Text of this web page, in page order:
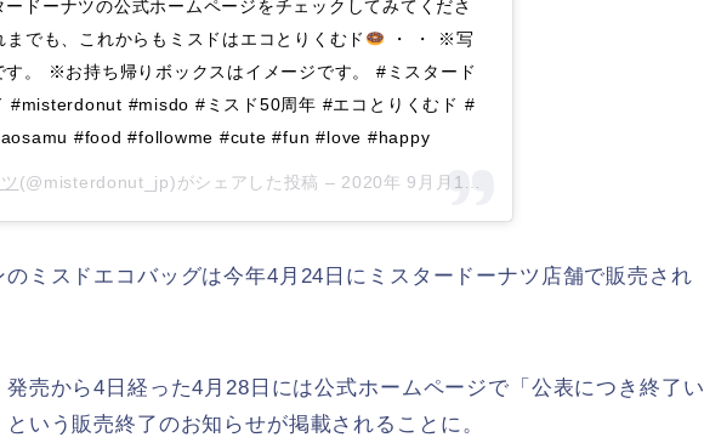
ドーナツの公式ホームページをチェックしてみてくださ
までも、これからもミスドはエコとりくむド
・ ・ ※写
す。 ※お持ち帰りボックスはイメージです。 #ミスタード
#misterdonut #misdo #ミスド50周年 #エコとりくむド #
#food #followme #cute #fun #love #happy
(@misterdonut_jp)がシェアした投稿 – 2020年 9月月1日午後7時14分PDT
のミスドエコバッグは今年4月24日にミスタードーナツ店舗で販売され
発売から4日経った4月28日には公式ホームページで「公表につき終了い
いう販売終了のお知らせが掲載されることに。